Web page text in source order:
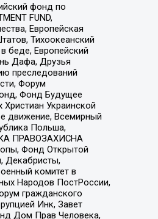
фонд по
FUND,
Европейская
Тихоокеанский
беде, Европейский
Дафа, Друзья
преследований
Форум
Фонд Будущее
Украинской
движение, Всемирный
Польша,
ПРАВОЗАХИСНА
Фонд Открытой
Декабристы,
комитет в
Народов ПостРоссии,
гражданского
Инк, Завет
Дом Прав Человека,